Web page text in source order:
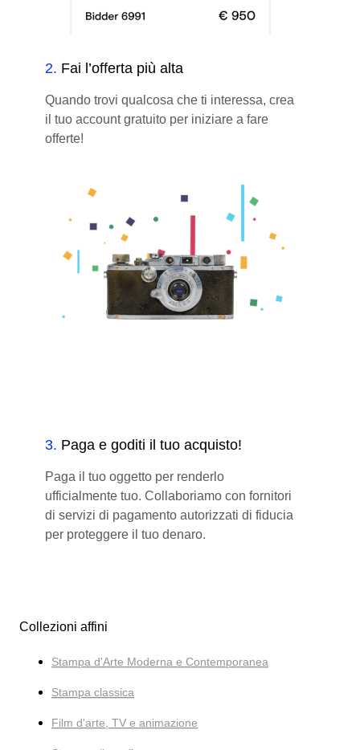
2. Fai l’offerta più alta
Quando trovi qualcosa che ti interessa, crea
il tuo account gratuito per iniziare a fare
offerte!
3. Paga e goditi il tuo acquisto!
Paga il tuo oggetto per renderlo
ufficialmente tuo. Collaboriamo con fornitori
di servizi di pagamento autorizzati di fiducia
per proteggere il tuo denaro.
Collezioni affini
Stampa d'Arte Moderna e Contemporanea
Stampa classica
Film d'arte, TV e animazione